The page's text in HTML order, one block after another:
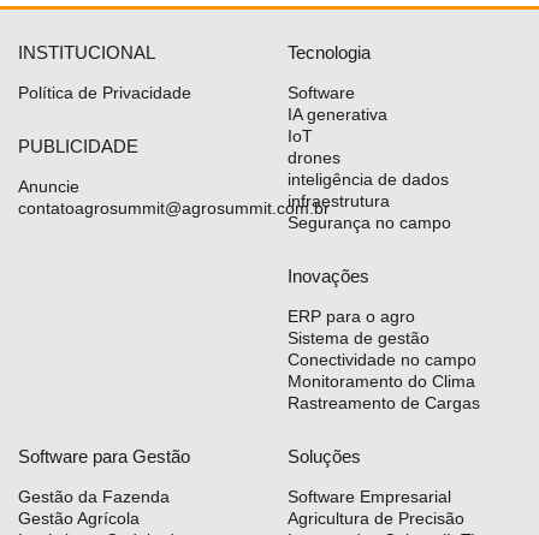
INSTITUCIONAL
Política de Privacidade
PUBLICIDADE
Anuncie
contatoagrosummit@agrosummit.com.br
Tecnologia
Software
IA generativa
IoT
drones
inteligência de dados
infraestrutura
Segurança no campo
Inovações
ERP para o agro
Sistema de gestão
Conectividade no campo
Monitoramento do Clima
Rastreamento de Cargas
Software para Gestão
Gestão da Fazenda
Gestão Agrícola
Soluções
Software Empresarial
Agricultura de Precisão